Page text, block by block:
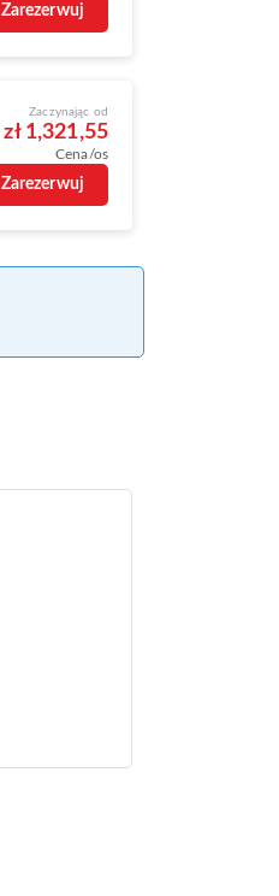
Zarezerwuj
Zaczynając od
zł 1,321,55
Cena/os
Zarezerwuj